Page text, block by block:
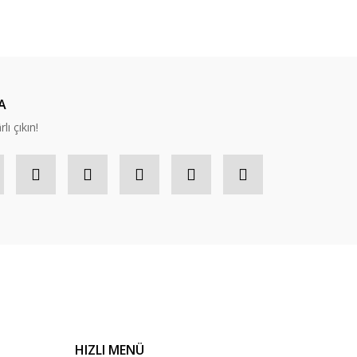
çıkın!
HIZLI MENÜ